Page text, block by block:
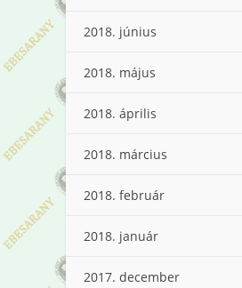
2018. június
2018. május
2018. április
2018. március
2018. február
2018. január
2017. december